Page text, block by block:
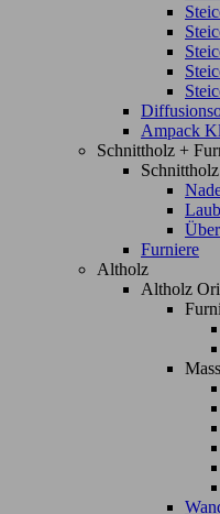
Ampack
Schnittholz +
Schnittholz
Furniere
Altholz
Altholz